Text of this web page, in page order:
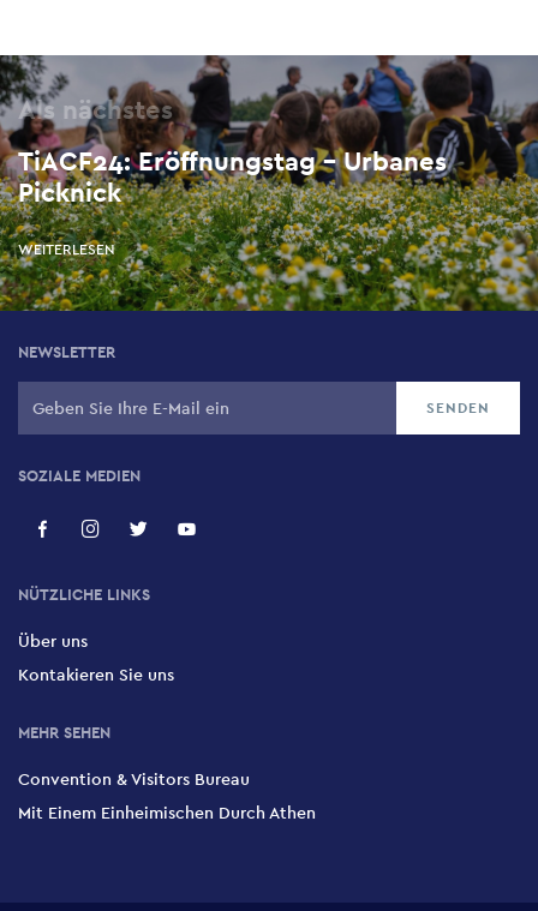
Als nächstes
TiACF24: Eröffnungstag - Urbanes
Picknick
WEITERLESEN
NEWSLETTER
SOZIALE MEDIEN
NÜTZLICHE LINKS
Über uns
Kontakieren Sie uns
MEHR SEHEN
Convention & Visitors Bureau
Mit Einem Einheimischen Durch Athen